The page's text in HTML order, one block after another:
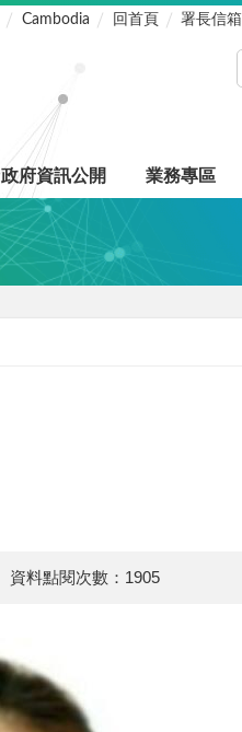
Cambodia 回首頁 署長信箱
政府資訊公開 業務專區
資料點閱次數：1905